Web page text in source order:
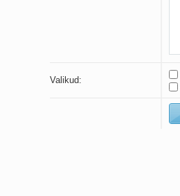
Valikud: